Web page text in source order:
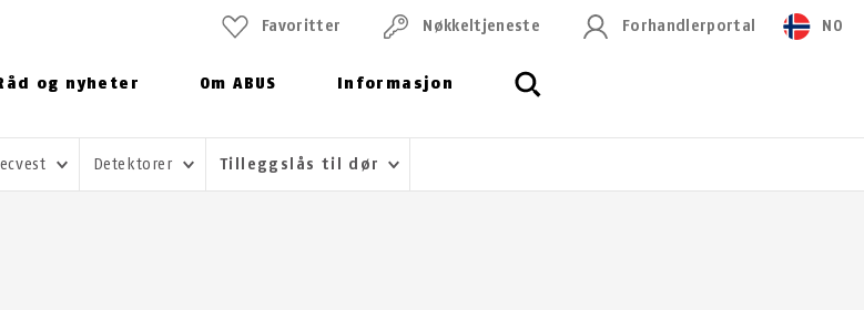
og nyheter Om ABUS Informasjon
Favoritter Nøkkeltjeneste Forhandlerportal NO
Detektorer Tilleggslås til dør